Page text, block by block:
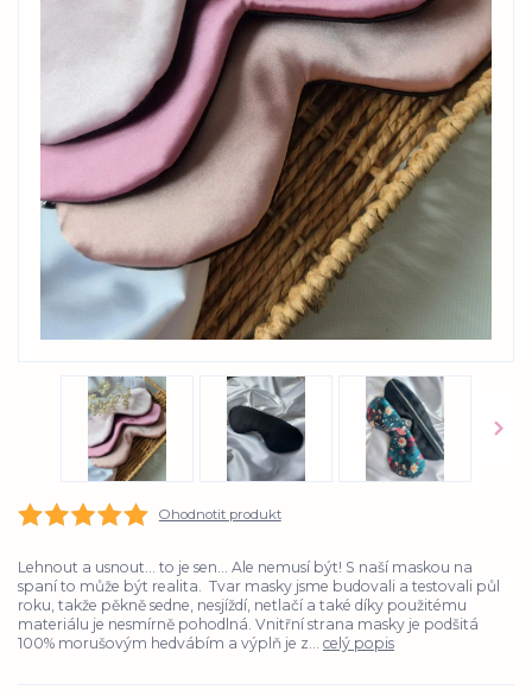
Ohodnotit produkt
Lehnout a usnout... to je sen... Ale nemusí být! S naší maskou na
spaní to může být realita. Tvar masky jsme budovali a testovali půl
roku, takže pěkně sedne, nesjíždí, netlačí a také díky použitému
materiálu je nesmírně pohodlná. Vnitřní strana masky je podšitá
100% morušovým hedvábím a výplň je z... celý popis